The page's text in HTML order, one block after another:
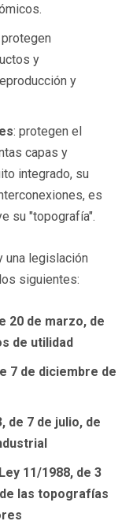
protegen
y
y
: protegen el
capas y
integrado, su
es
su "topografía".
una legislación
siguientes:
20 de marzo, de
de utilidad
7 de diciembre de
de 7 de julio, de
Ley 11/1988, de 3
las topografías